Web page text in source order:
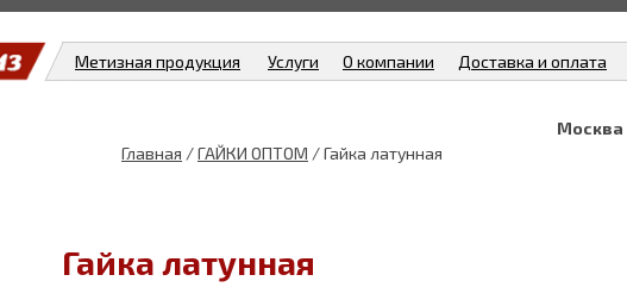
Метизная продукция Услуги О компании Доставка и оплата
Москва
Главная /ГАЙКИ ОПТОМ / Гайка латунная
Гайка латунная